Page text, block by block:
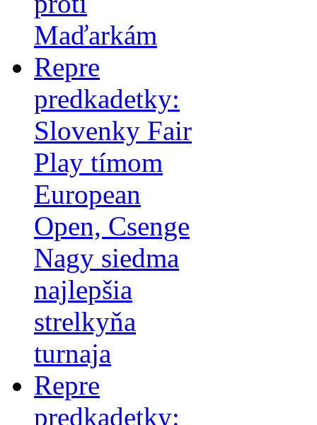
Maďarkám
Repre
predkadetky:
Slovenky Fair
Play tímom
European
Open, Csenge
Nagy siedma
najlepšia
strelkyňa
turnaja
Repre
predkadetky: